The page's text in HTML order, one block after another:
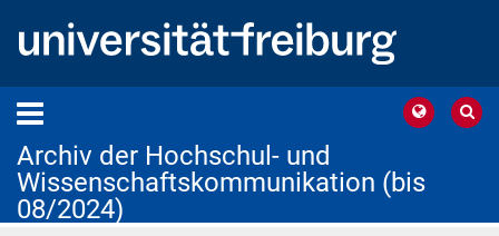
Archiv der Hochschul- und
Wissenschaftskommunikation (bis
08/2024)